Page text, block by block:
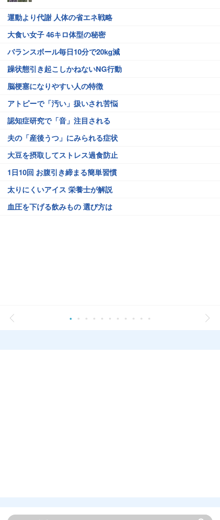
運動より代謝 人体の省エネ戦略
大食い女子 46キロ体型の秘密
バランスボール毎日10分で20kg減
躁状態引き起こしかねないNG行動
脳梗塞になりやすい人の特徴
アトピーで「汚い」扱いされ苦悩
認知症研究で「音」注目される
夫の「産後うつ」にみられる症状
大豆を摂取してストレス過食防止
1日10回 お腹引き締まる簡単習慣
太りにくいアイス 栄養士が解説
血圧を下げる飲みもの 選び方は